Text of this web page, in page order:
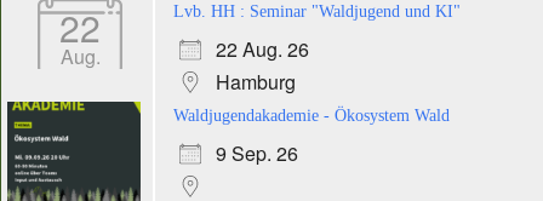
22
Aug.
Lvb. HH : Seminar "Waldjugend und KI"
22 Aug. 26
Hamburg
Waldjugendakademie - Ökosystem Wald
9 Sep. 26